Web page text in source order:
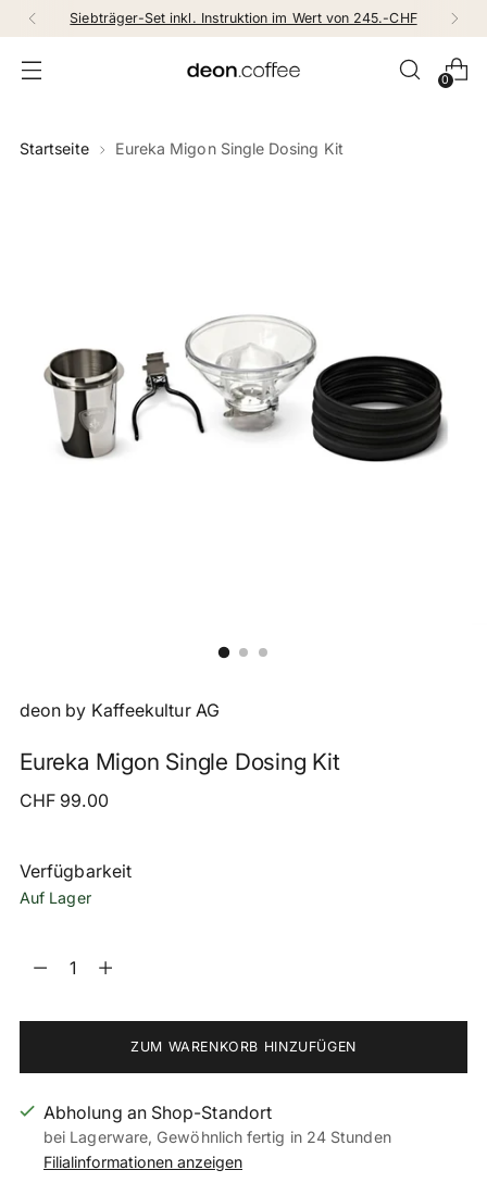
Siebträger-Set inkl. Instruktion im Wert von 245.-CHF
0
Startseite Eureka Migon Single Dosing Kit
deon by Kaffeekultur AG
Eureka Migon Single Dosing Kit
Regulärer
CHF 99.00
Verfügbarkeit
Auf Lager
Menge
ZUM WARENKORB HINZUFÜGEN
Abholung an Shop-Standort
bei Lagerware, Gewöhnlich fertig in 24 Stunden
Filialinformationen anzeigen